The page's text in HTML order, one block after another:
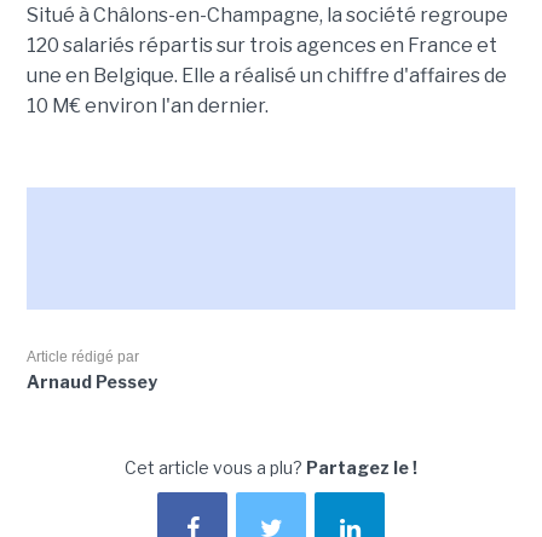
Situé à Châlons-en-Champagne, la société regroupe
120 salariés répartis sur trois agences en France et
une en Belgique. Elle a réalisé un chiffre d'affaires de
10 M€ environ l'an dernier.
Article rédigé par
Arnaud Pessey
Cet article vous a plu? Partagez le !